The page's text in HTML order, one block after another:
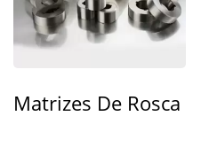
Matrizes De Rosca